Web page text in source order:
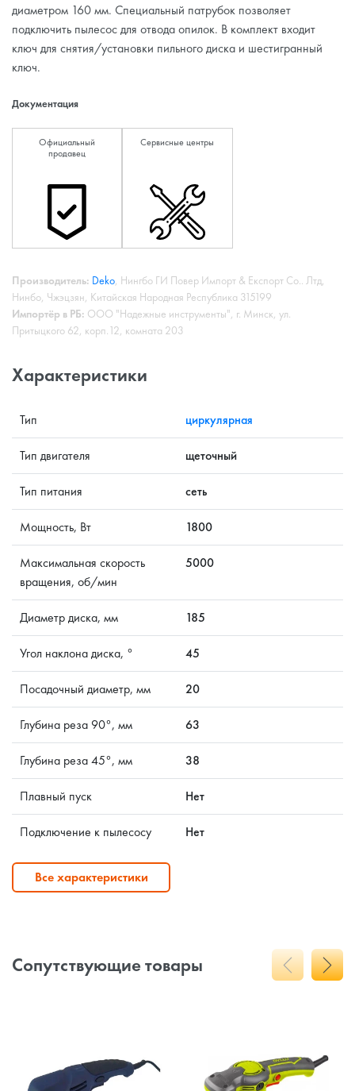
диаметром 160 мм. Специальный патрубок позволяет
подключить пылесос для отвода опилок. В комплект входит
ключ для снятия/установки пильного диска и шестигранный
ключ.
Документация
Официальный
продавец
Сервисные центры
Производитель: Deko, Нингбо ГИ Повер Импорт & Експорт Со.. Лтд,
Нинбо, Чжэцзян, Китайская Народная Республика 315199
Импортёр в РБ: ООО "Надежные инструменты", г. Минск, ул.
Притыцкого 62, корп.12, комната 203
Характеристики
Тип циркулярная
Тип двигателя щеточный
Тип питания сеть
Мощность, Вт 1800
Максимальная скорость
вращения, об/мин
5000
Диаметр диска, мм 185
Угол наклона диска, ° 45
Посадочный диаметр, мм 20
Глубина реза 90°, мм 63
Глубина реза 45°, мм 38
Плавный пуск Нет
Подключение к пылесосу Нет
Все характеристики
Сопутствующие товары